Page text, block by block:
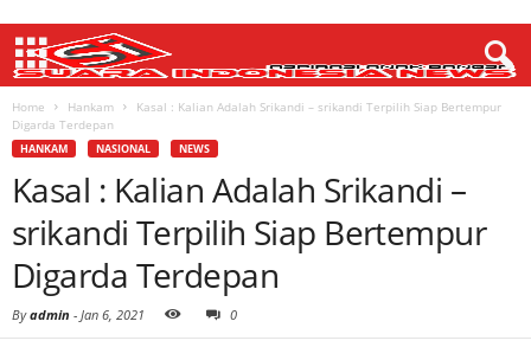
Home Hankam
Kasal : Kalian Adalah Srikandi – srikandi Terpilih Siap Bertempur
Digarda Terdepan
HANKAM NASIONAL NEWS
Kasal : Kalian Adalah Srikandi –
srikandi Terpilih Siap Bertempur
Digarda Terdepan
Byadmin - Jan 6, 2021 0